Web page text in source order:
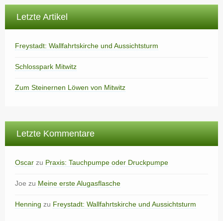
Letzte Artikel
Freystadt: Wallfahrtskirche und Aussichtsturm
Schlosspark Mitwitz
Zum Steinernen Löwen von Mitwitz
Letzte Kommentare
Oscar zu Praxis: Tauchpumpe oder Druckpumpe
Joe zu Meine erste Alugasflasche
Henning zu Freystadt: Wallfahrtskirche und Aussichtsturm